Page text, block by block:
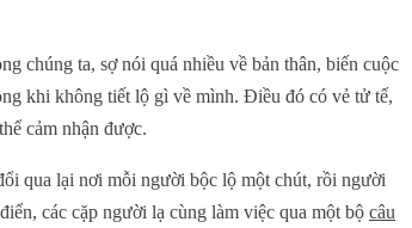
chúng ta, sợ nói quá nhiều về bản thân, biến cuộc
khi không tiết lộ gì về mình. Điều đó có vẻ tử tế,
cảm nhận được.
qua lại nơi mỗi người bộc lộ một chút, rồi người
các cặp người lạ cùng làm việc qua một bộ câu